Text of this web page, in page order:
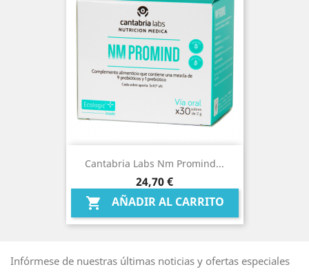
Cantabria Labs Nm Promind...
Precio
24,70 €
 AÑADIR AL CARRITO
Infórmese de nuestras últimas noticias y ofertas especiales